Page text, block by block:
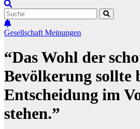
Gesellschaft Meinungen
“Das Wohl der
Bevölkerung sollte
Entscheidung im
stehen.”